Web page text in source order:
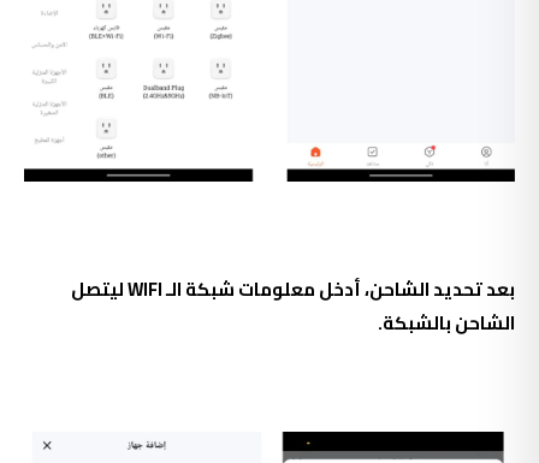
بعد تحديد الشاحن، أدخل معلومات شبكة الـ WIFI ليتصل
الشاحن بالشبكة.